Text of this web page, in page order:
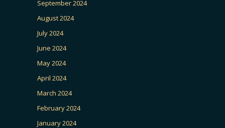
September 2024
August 2024
July 2024
June 2024
May 2024
April 2024
March 2024
February 2024
January 2024